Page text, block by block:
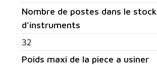
Nombre de postes dans le stock
d'instruments
32
Poids maxi de la piece a usiner